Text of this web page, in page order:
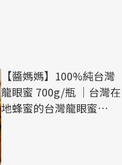
【醬媽媽】100%純台灣
龍眼蜜 700g/瓶 ｜台灣在
地蜂蜜的台灣龍眼蜜
700g，採集龍眼花蜜釀
製，呈現龍眼蜜特有的濃
郁蜜香與溫潤甜味。